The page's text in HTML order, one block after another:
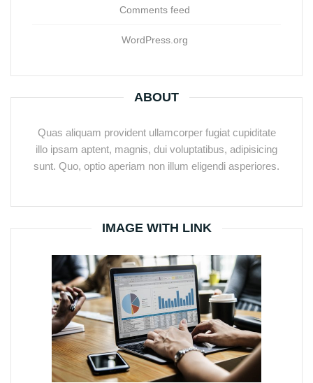
Comments feed
WordPress.org
ABOUT
Quas aliquam provident ullamcorper fugiat cupiditate
illo ipsam aptent, magnis, dui voluptatibus, adipisicing
sunt. Quo, optio aperiam non illum eligendi asperiores.
IMAGE WITH LINK